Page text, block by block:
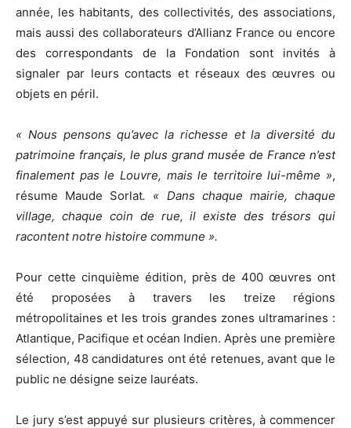
année, les habitants, des collectivités, des associations,
mais aussi des collaborateurs d’Allianz France ou encore
des correspondants de la Fondation sont invités à
signaler par leurs contacts et réseaux des œuvres ou
objets en péril.
« Nous pensons qu’avec la richesse et la diversité du
patrimoine français, le plus grand musée de France n’est
finalement pas le Louvre, mais le territoire lui-même »,
résume Maude Sorlat. « Dans chaque mairie, chaque
village, chaque coin de rue, il existe des trésors qui
racontent notre histoire commune ».
Pour cette cinquième édition, près de 400 œuvres ont
été proposées à travers les treize régions
métropolitaines et les trois grandes zones ultramarines :
Atlantique, Pacifique et océan Indien. Après une première
sélection, 48 candidatures ont été retenues, avant que le
public ne désigne seize lauréats.
Le jury s’est appuyé sur plusieurs critères, à commencer